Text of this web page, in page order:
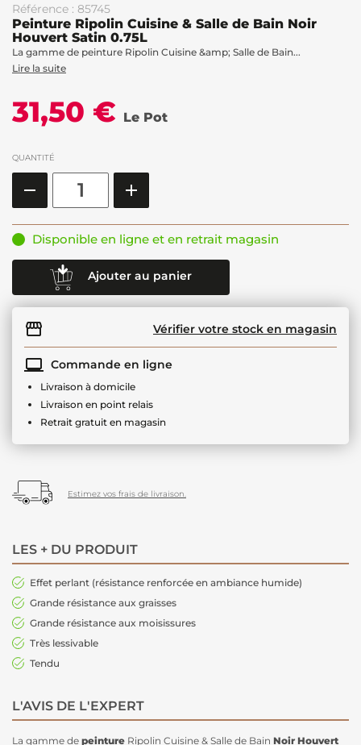
Référence : 85745
Peinture Ripolin Cuisine & Salle de Bain Noir
Houvert Satin 0.75L
La gamme de peinture Ripolin Cuisine &amp; Salle de Bain...
Lire la suite
31,50 € Le Pot
QUANTITÉ
Disponible en ligne et en retrait magasin
Ajouter au panier
Vérifier votre stock en magasin
Commande en ligne
Livraison à domicile
Livraison en point relais
Retrait gratuit en magasin
Estimez vos frais de livraison.
LES + DU PRODUIT
Effet perlant (résistance renforcée en ambiance humide)
Grande résistance aux graisses
Grande résistance aux moisissures
Très lessivable
Tendu
L'AVIS DE L'EXPERT
La gamme de peinture Ripolin Cuisine & Salle de Bain Noir Houvert